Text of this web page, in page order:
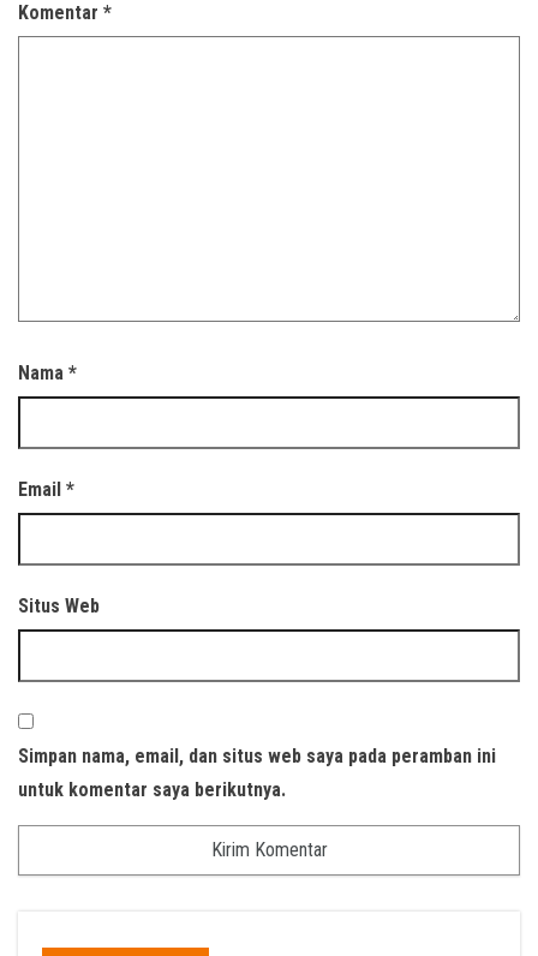
Komentar *
Nama *
Email *
Situs Web
Simpan nama, email, dan situs web saya pada peramban ini
untuk komentar saya berikutnya.